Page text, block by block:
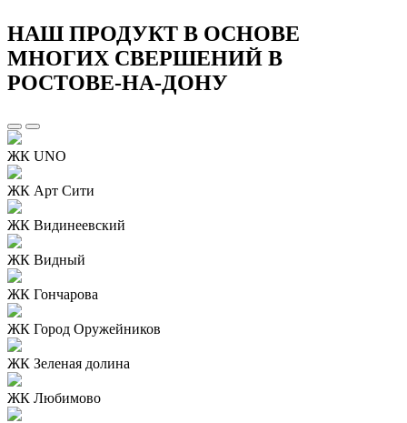
НАШ ПРОДУКТ В ОСНОВЕ
МНОГИХ СВЕРШЕНИЙ В
РОСТОВЕ-НА-ДОНУ
ЖК UNO
ЖК Арт Сити
ЖК Видинеевский
ЖК Видный
ЖК Гончарова
ЖК Город Оружейников
ЖК Зеленая долина
ЖК Любимово